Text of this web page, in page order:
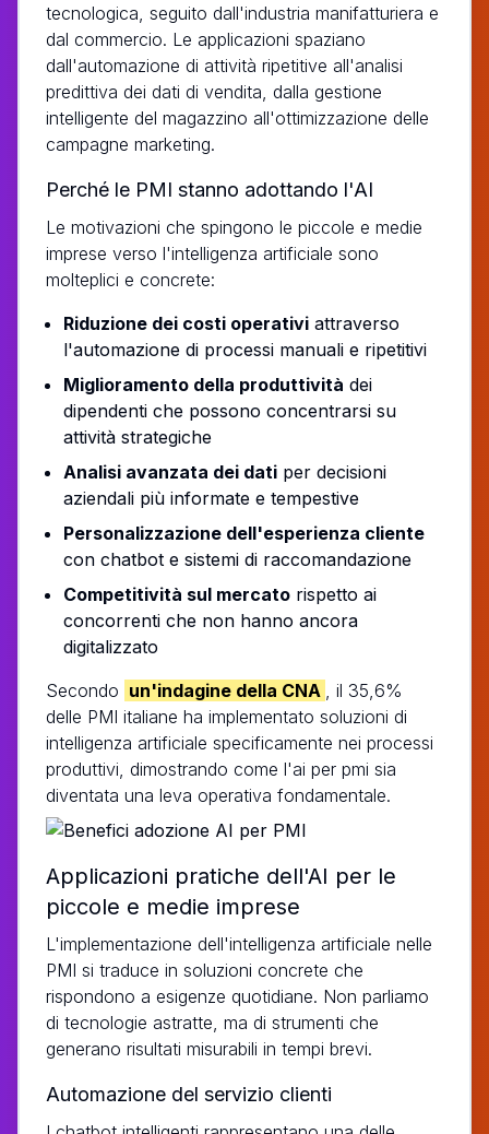
tecnologica, seguito dall'industria manifatturiera e
dal commercio. Le applicazioni spaziano
dall'automazione di attività ripetitive all'analisi
predittiva dei dati di vendita, dalla gestione
intelligente del magazzino all'ottimizzazione delle
campagne marketing.
Perché le PMI stanno adottando l'AI
Le motivazioni che spingono le piccole e medie
imprese verso l'intelligenza artificiale sono
molteplici e concrete:
Riduzione dei costi operativi attraverso
l'automazione di processi manuali e ripetitivi
Miglioramento della produttività dei
dipendenti che possono concentrarsi su
attività strategiche
Analisi avanzata dei dati per decisioni
aziendali più informate e tempestive
Personalizzazione dell'esperienza cliente
con chatbot e sistemi di raccomandazione
Competitività sul mercato rispetto ai
concorrenti che non hanno ancora
digitalizzato
Secondo un'indagine della CNA
, il 35,6%
delle PMI italiane ha implementato soluzioni di
intelligenza artificiale specificamente nei processi
produttivi, dimostrando come l'ai per pmi sia
diventata una leva operativa fondamentale.
Applicazioni pratiche dell'AI per le
piccole e medie imprese
L'implementazione dell'intelligenza artificiale nelle
PMI si traduce in soluzioni concrete che
rispondono a esigenze quotidiane. Non parliamo
di tecnologie astratte, ma di strumenti che
generano risultati misurabili in tempi brevi.
Automazione del servizio clienti